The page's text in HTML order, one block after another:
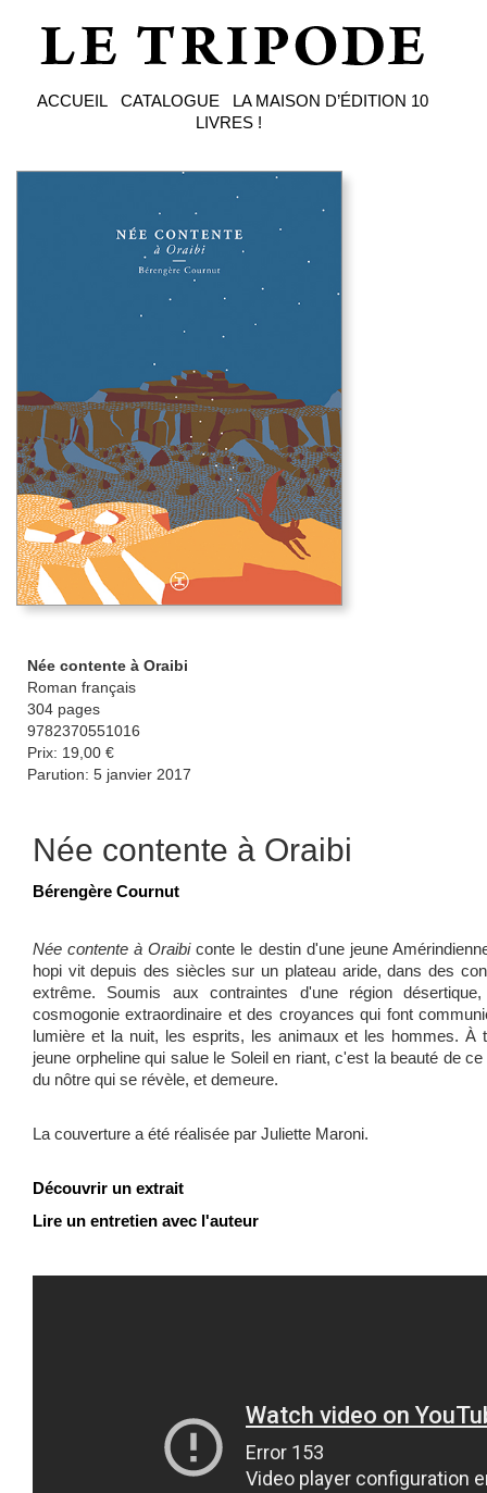
ACCUEIL CATALOGUE LA MAISON D’ÉDITION 10
LIVRES !
Née contente à Oraibi
Roman français
304 pages
9782370551016
Prix: 19,00 €
Parution: 5 janvier 2017
Née contente à Oraibi
Bérengère Cournut
Née contente à Oraibiconte le destin d'une jeune
hopi vit depuis des siècles sur un plateau aride, dans des
extrême. Soumis aux contraintes d'une région
cosmogonie extraordinaire et des croyances qui font
lumière et la nuit, les esprits, les animaux et les hommes. À
jeune orpheline qui salue le Soleilen riant, c'est la beauté de
du nôtre qui se révèle, et demeure.
La couverture a été réalisée par Juliette Maroni.
Découvrir un extrait
Lire un entretien avec l'auteur